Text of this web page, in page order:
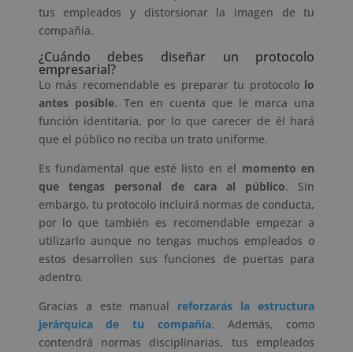
tus empleados y distorsionar la imagen de tu
compañía.
¿Cuándo debes diseñar un protocolo
empresarial?
Lo más recomendable es preparar tu protocololo
antes posible. Ten en cuenta que le marca una
función identitaria, por lo que carecer de él hará
que el público no reciba un trato uniforme.
Es fundamental que esté listo en el momento en
que tengas personal de cara al público. Sin
embargo, tu protocolo incluirá normas de conducta,
por lo que también es recomendable empezar a
utilizarlo aunque no tengas muchos empleados o
estos desarrollen sus funciones de puertas para
adentro.
Gracias a este manual reforzarás la estructura
jerárquica de tu compañía. Además, como
contendrá normas disciplinarias, tus empleados